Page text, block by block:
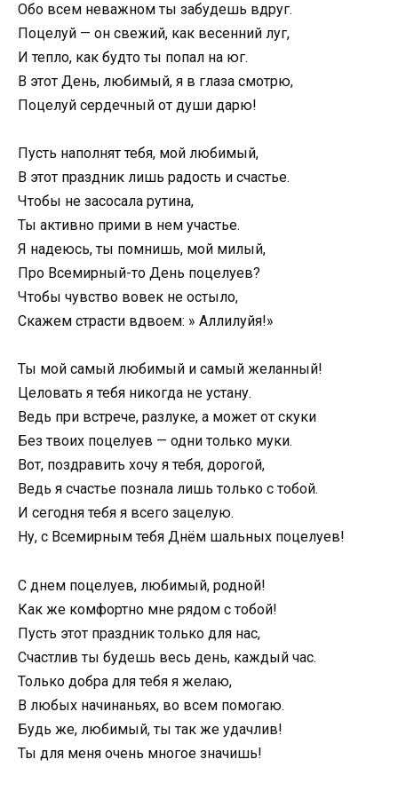
Обо всем неважном ты забудешь вдруг.
Поцелуй — он свежий, как весенний луг,
И тепло, как будто ты попал на юг.
В этот День, любимый, я в глаза смотрю,
Поцелуй сердечный от души дарю!
Пусть наполнят тебя, мой любимый,
В этот праздник лишь радость и счастье.
Чтобы не засосала рутина,
Ты активно прими в нем участье.
Я надеюсь, ты помнишь, мой милый,
Про Всемирный-то День поцелуев?
Чтобы чувство вовек не остыло,
Скажем страсти вдвоем: » Аллилуйя!»
Ты мой самый любимый и самый желанный!
Целовать я тебя никогда не устану.
Ведь при встрече, разлуке, а может от скуки
Без твоих поцелуев — одни только муки.
Вот, поздравить хочу я тебя, дорогой,
Ведь я счастье познала лишь только с тобой.
И сегодня тебя я всего зацелую.
Ну, с Всемирным тебя Днём шальных поцелуев!
С днем поцелуев, любимый, родной!
Как же комфортно мне рядом с тобой!
Пусть этот праздник только для нас,
Счастлив ты будешь весь день, каждый час.
Только добра для тебя я желаю,
В любых начинаньях, во всем помогаю.
Будь же, любимый, ты так же удачлив!
Ты для меня очень многое значишь!